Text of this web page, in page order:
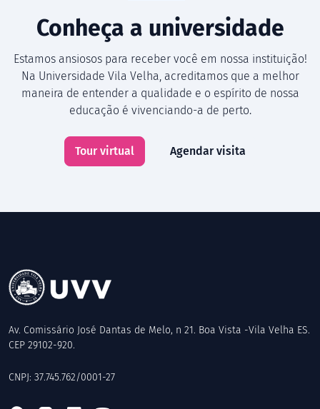
Conheça a universidade
Estamos ansiosos para receber você em nossa instituição!
Na Universidade Vila Velha, acreditamos que a melhor
maneira de entender a qualidade e o espírito de nossa
educação é vivenciando-a de perto.
Tour virtual Agendar visita
Av. Comissário José Dantas de Melo, n 21. Boa Vista -Vila Velha ES.
CEP 29102-920.
CNPJ: 37.745.762/0001-27